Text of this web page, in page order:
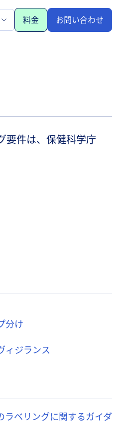
料金 お問い合わせ
要件は、保健科学庁
分け
ィジランス
ラベリングに関するガイダ